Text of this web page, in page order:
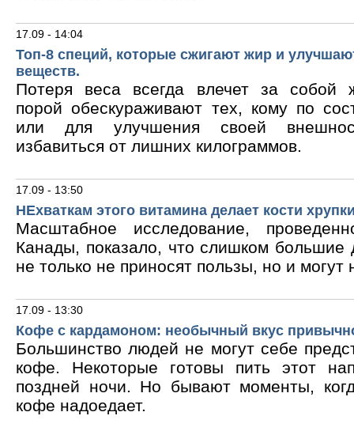
17.09 - 14:04
Топ-8 специй, которые сжигают жир и
веществ.
Потеря веса всегда влечет за собой
порой обескураживают тех, кому по
или для улучшения своей
избавиться от лишних килограммов.
17.09 - 13:50
НЕхваткам этого витамина делает кости
Масштабное исследование,
Канады, показало, что слишком большие
не только не приносят пользы, но и могут
17.09 - 13:30
Кофе с кардамоном: необычный вкус
Большинство людей не могут себе
кофе. Некоторые готовы пить этот
поздней ночи. Но бывают моменты,
кофе надоедает.